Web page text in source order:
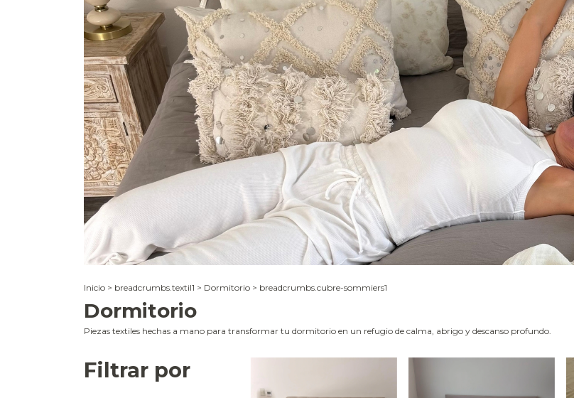
Inicio > breadcrumbs.textil1 > Dormitorio > breadcrumbs.cubre-sommiers1
Dormitorio
Piezas textiles hechas a mano para transformar tu dormitorio en un refugio de calma, abrigo y descanso profundo.
Filtrar por